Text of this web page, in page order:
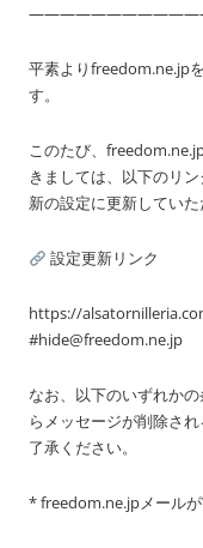
平素よりfreedom.ne.jp
す。
このたび、
きましては、以下のリ
新の設定に更新していた
設定更新リンク
https://
#hide@freedom.ne.jp
なお、以下のいずれか
らメッセージが削除さ
了承ください。
* freedom.ne.jpメール